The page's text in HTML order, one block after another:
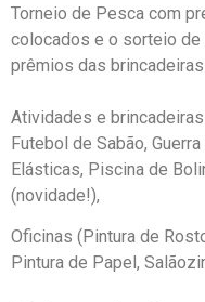
Torneio de Pesca com
colocados e o sorteio de
prêmios das brincadeiras
Atividades e brincadeiras
Futebol de Sabão,
Elásticas, Piscina de
(novidade!),
Oficinas (Pintura de
Pintura de Papel,